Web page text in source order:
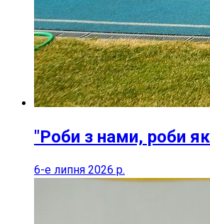
"Роби з нами, роби
6-е липня 2026 р.